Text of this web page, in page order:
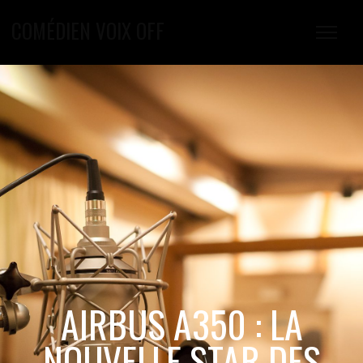
AIRBUS A350 : LA